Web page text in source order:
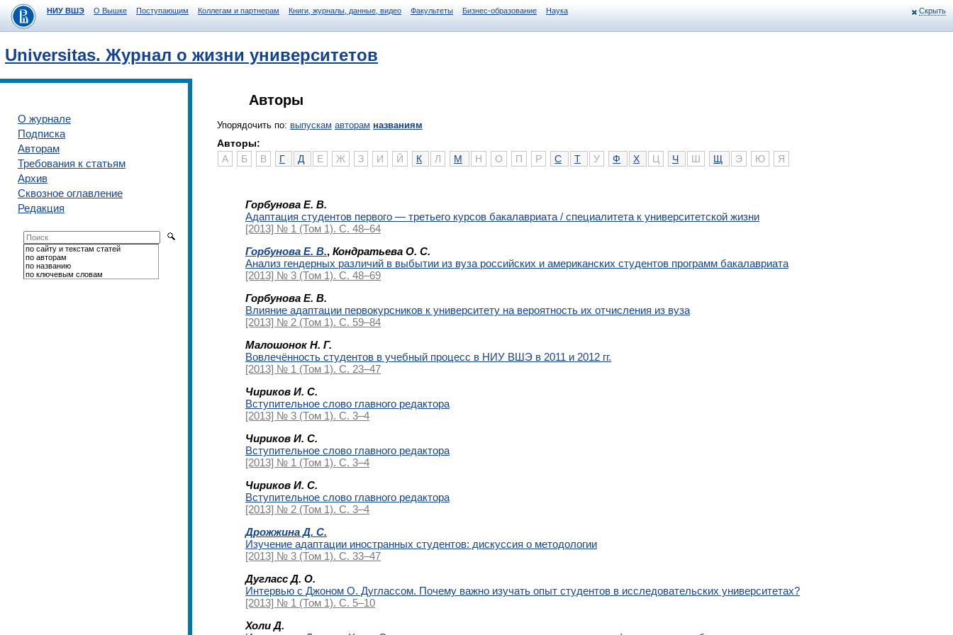
Скрыть
НИУ ВШЭ О Вышке Поступающим Коллегам и партнерам Книги, журналы, данные, видео Факультеты Бизнес-образование Наука
Universitas. Журнал о жизни университетов
О журнале
Подписка
Авторам
Требования к статьям
Архив
Сквозное оглавление
Редакция
по сайту и текстам статей
по авторам
по названию
по ключевым словам
Авторы
Упорядочить по: выпускам авторам названиям
Авторы:
А
Б В Г Д Е Ж З И Й К Л М Н О П Р С Т У Ф Х Ц Ч Ш Щ Э Ю Я
Горбунова Е. В.
Адаптация студентов первого — третьего курсов бакалавриата / специалитета к университетской жизни
[2013] № 1 (Том 1). С. 48–64
Горбунова Е. В., Кондратьева О. С.
Анализ гендерных различий в выбытии из вуза российских и американских студентов программ бакалавриата
[2013] № 3 (Том 1). С. 48–69
Горбунова Е. В.
Влияние адаптации первокурсников к университету на вероятность их отчисления из вуза
[2013] № 2 (Том 1). С. 59–84
Малошонок Н. Г.
Вовлечённость студентов в учебный процесс в НИУ ВШЭ в 2011 и 2012 гг.
[2013] № 1 (Том 1). С. 23–47
Чириков И. С.
Вступительное слово главного редактора
[2013] № 3 (Том 1). С. 3–4
Чириков И. С.
Вступительное слово главного редактора
[2013] № 1 (Том 1). С. 3–4
Чириков И. С.
Вступительное слово главного редактора
[2013] № 2 (Том 1). С. 3–4
Дрожжина Д. С.
Изучение адаптации иностранных студентов: дискуссия о методологии
[2013] № 3 (Том 1). С. 33–47
Дугласс Д. О.
Интервью с Джоном О. Дугласcом. Почему важно изучать опыт студентов в исследовательских университетах?
[2013] № 1 (Том 1). С. 5–10
Холи Д.